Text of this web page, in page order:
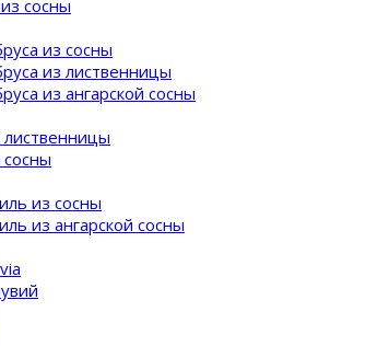
сосны
из сосны
из лиственницы
из ангарской сосны
из сосны
из ангарской сосны